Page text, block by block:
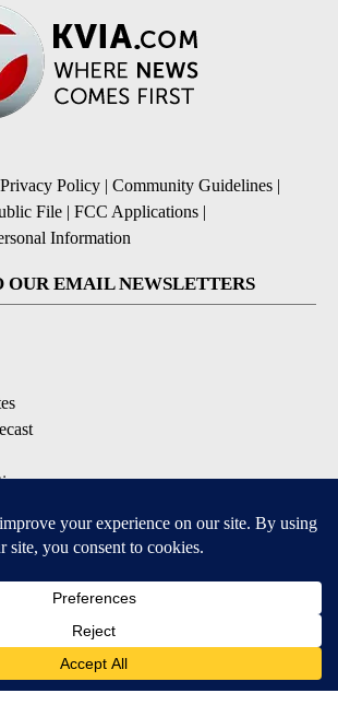
Privacy Policy | Community Guidelines |
File | FCC Applications |
Information
OUR EMAIL NEWSLETTERS
APPS
for iOS and Android